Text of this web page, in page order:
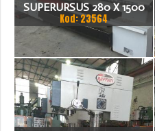
SUPERURSUS 280 X 1500
TOKARKA
Kod: 23564